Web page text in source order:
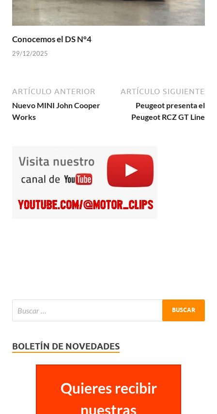
Conocemos el DS N°4
29/12/2025
ARTÍCULO ANTERIOR
Nuevo MINI John Cooper
Works
ARTÍCULO SIGUIENTE
Peugeot presenta el
Peugeot RCZ GT Line
BOLETÍN DE NOVEDADES
Quieres recibir
nuestras